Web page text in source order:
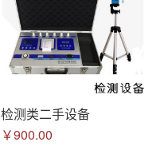
检测类二手设备
￥900.00